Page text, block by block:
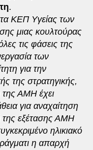
.
ΚΕΠ Υγείας των
μιας κουλτούρας
τις φάσεις της
των
για την
της στρατηγικής,
ΑΜΗ έχει
για αναχαίτηση
της εξέτασης ΑΜΗ
ηλικιακό
η απαρχή